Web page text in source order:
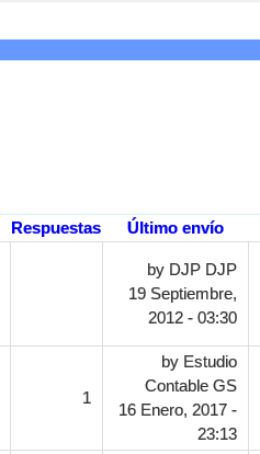
Respuestas Último envío
by DJP DJP
19 Septiembre,
2012 - 03:30
1
by Estudio
Contable GS
16 Enero, 2017 -
23:13